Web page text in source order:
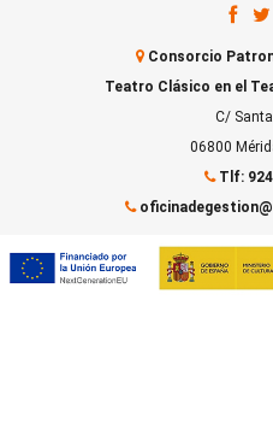
Consorcio
Teatro Clásico en el
C/
06800
Tlf: